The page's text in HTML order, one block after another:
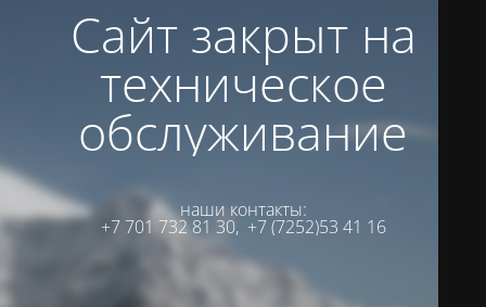
Сайт закрыт на
техническое
обслуживание
наши контакты:
+7 701 732 81 30, +7 (7252)53 41 16